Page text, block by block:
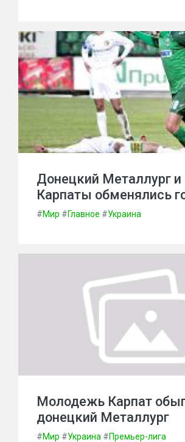
Донецкий Металлург и
Карпаты обменялись
#Мир #Главное #Украина
Молодежь Карпат
донецкий Металлург
#Мир #Украина #Премьер-лига